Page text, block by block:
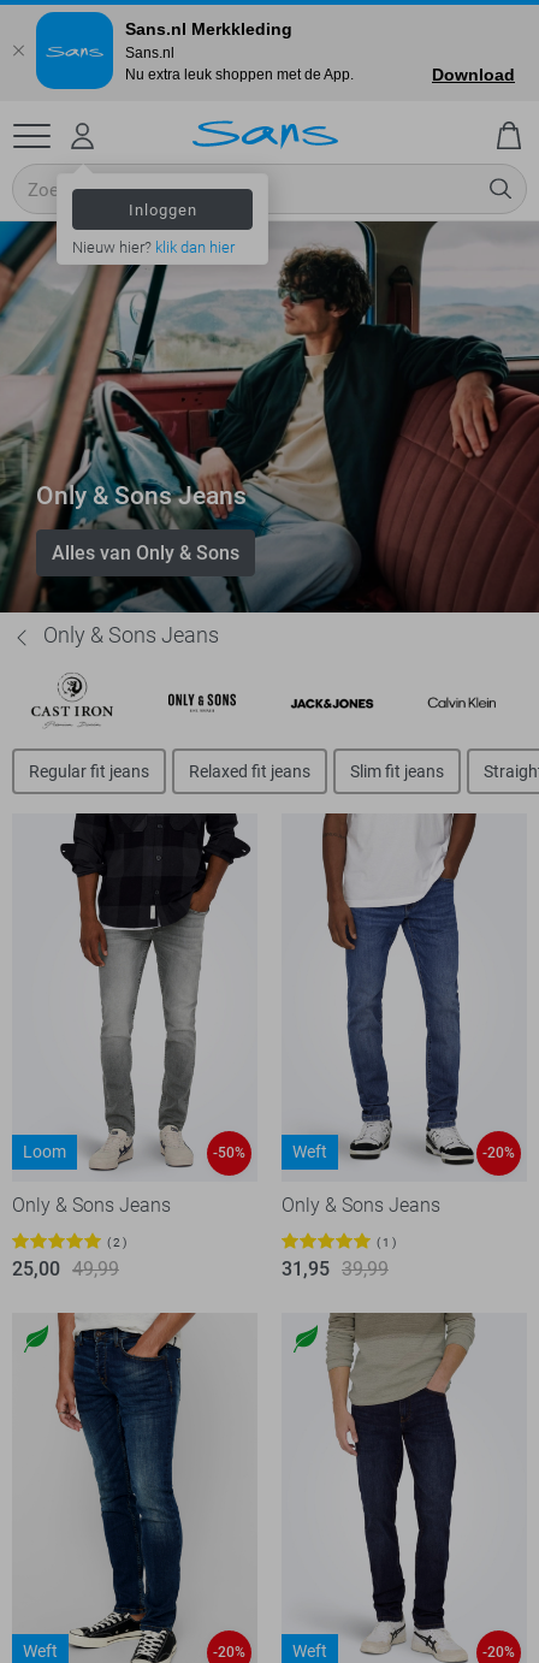
Inloggen
Nieuw hier? klik dan hier
Only & Sons Jeans
Alles van Only & Sons
Only & Sons Jeans
Regular fit jeans Relaxed fit jeans Slim fit jeans
Loom -50%
Only & Sons Jeans
2
25,00 49,99
Weft -20%
Only & Sons Jeans
1
31,95 39,99
Weft -20% Weft -20%
Sans.nl Merkkleding
Sans.nl
Nu extra leuk shoppen met de App.
Download